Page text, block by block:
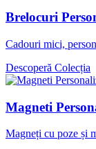
Brelocuri
Cadouri mici,
Descoperă Colecția
Magneti
Magneți cu poze și